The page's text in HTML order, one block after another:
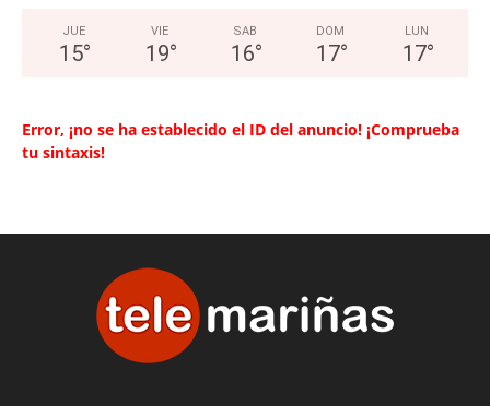
JUE
15°
VIE
19°
SAB
16°
DOM
17°
LUN
17°
Error, ¡no se ha establecido el ID del anuncio! ¡Comprueba
tu sintaxis!